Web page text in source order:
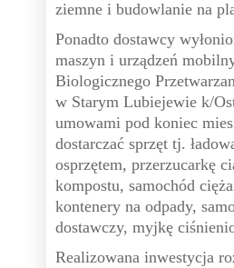
ziemne i budowlanie na
Ponadto dostawcy
maszyn i urządzeń
Biologicznego
w Starym Lubiejewie k/
umowami pod koniec
dostarczać sprzęt tj.
osprzętem, przerzucarkę
kompostu, samochód
kontenery na odpady,
dostawczy, myjkę
Realizowana inwestycja